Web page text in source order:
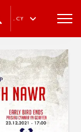
. CY